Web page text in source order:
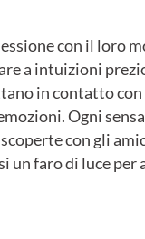
con il loro
a intuizioni
in contatto
Ogni
con gli
un faro di luce per